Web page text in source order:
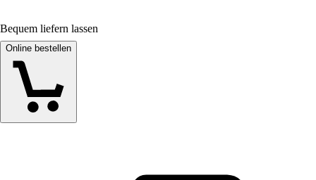
Bequem liefern lassen
Online bestellen